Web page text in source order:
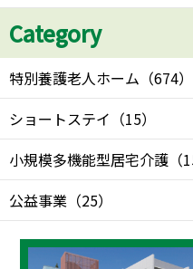
Category
特別養護老人ホーム （674）
ショートステイ （15）
小規模多機能型居宅介護 （
公益事業 （25）